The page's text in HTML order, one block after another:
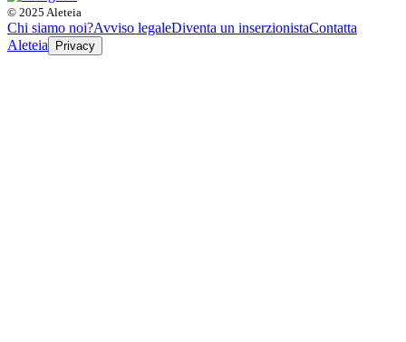
© 2025 Aleteia
Chi siamo noi?Avviso legaleDiventa un inserzionistaContatta
Aleteia
Privacy